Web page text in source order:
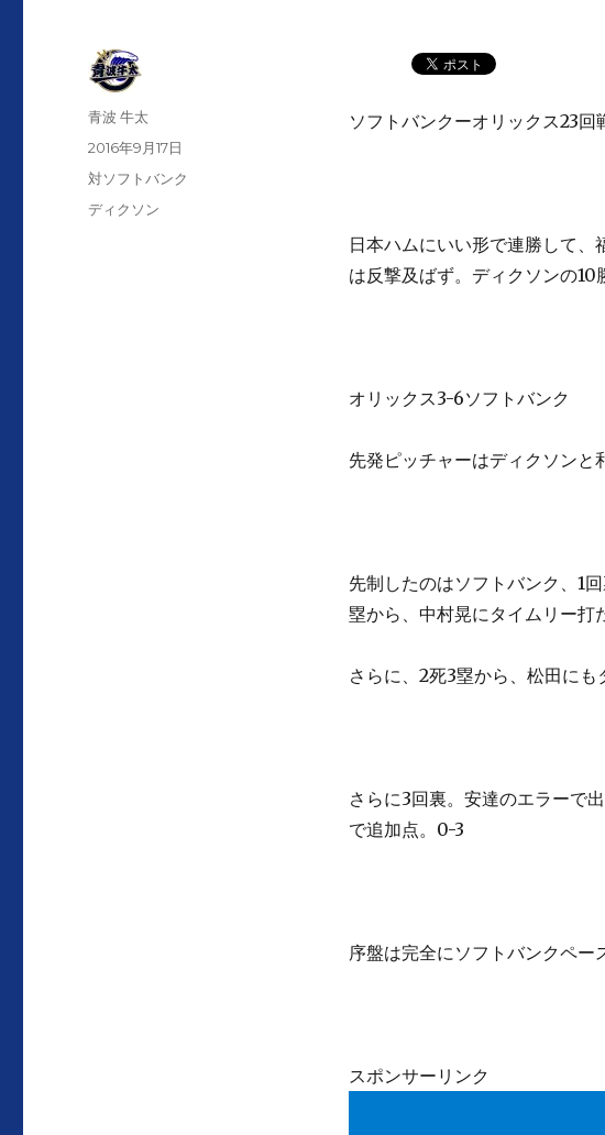
ソフトバンクーオリックス23
日本ハムにいい形で連勝して
は反撃及ばず。ディクソンの10
オリックス3-6ソフトバンク
先発ピッチャーはディクソンと
先制したのはソフトバンク、1
塁から、中村晃にタイムリー打
さらに、2死3塁から、松田に
さらに3回裏。安達のエラーで
で追加点。0-3
序盤は完全にソフトバンクペー
スポンサーリンク
投
青波 牛太
投
稿
2016年9月17日
カ
テ
対ソフトバンク
タ
ディクソン